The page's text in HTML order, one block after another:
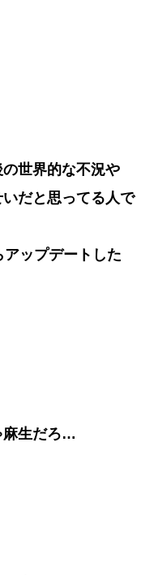
世界的な不況や
だと思ってる人で
ップデートした
麻生だろ…